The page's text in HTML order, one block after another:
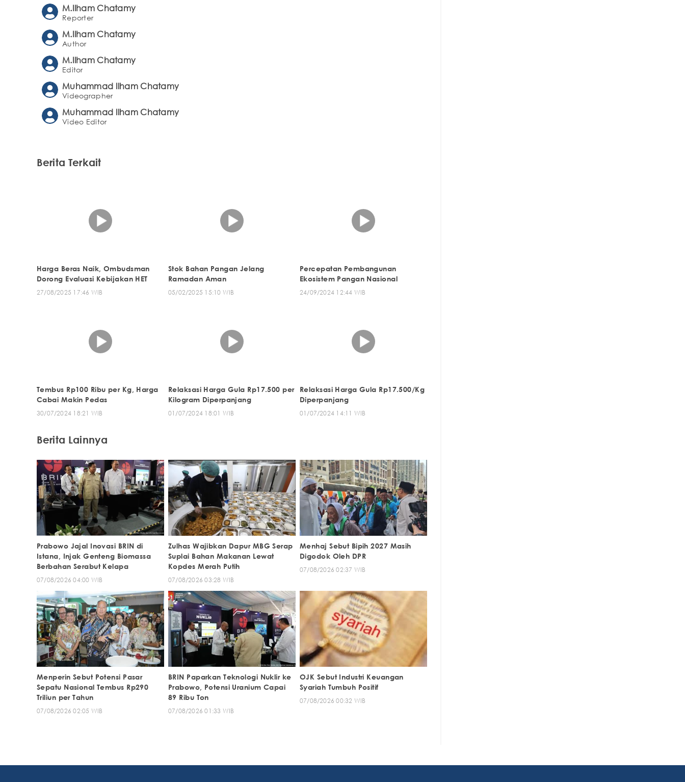
M.Ilham Chatamy
Reporter
M.Ilham Chatamy
Author
M.Ilham Chatamy
Editor
Muhammad Ilham Chatamy
Videographer
Muhammad Ilham Chatamy
Video Editor
Berita Terkait
Harga Beras Naik, Ombudsman
Dorong Evaluasi Kebijakan HET
27/08/2025 17:46 WIB
Stok Bahan Pangan Jelang
Ramadan Aman
05/02/2025 15:10 WIB
Percepatan Pembangunan
Ekosistem Pangan Nasional
24/09/2024 12:44 WIB
Tembus Rp100 Ribu per Kg, Harga
Cabai Makin Pedas
30/07/2024 18:21 WIB
Relaksasi Harga Gula Rp17.500 per
Kilogram Diperpanjang
01/07/2024 18:01 WIB
Relaksasi Harga Gula Rp17.500/Kg
Diperpanjang
01/07/2024 14:11 WIB
Berita Lainnya
Prabowo Jajal Inovasi BRIN di
Istana, Injak Genteng Biomassa
Berbahan Serabut Kelapa
07/08/2026 04:00 WIB
Zulhas Wajibkan Dapur MBG Serap
Suplai Bahan Makanan Lewat
Kopdes Merah Putih
07/08/2026 03:28 WIB
Menhaj Sebut Bipih 2027 Masih
Digodok Oleh DPR
07/08/2026 02:37 WIB
Menperin Sebut Potensi Pasar
Sepatu Nasional Tembus Rp290
Triliun per Tahun
07/08/2026 02:05 WIB
BRIN Paparkan Teknologi Nuklir ke
Prabowo, Potensi Uranium Capai
89 Ribu Ton
07/08/2026 01:33 WIB
OJK Sebut Industri Keuangan
Syariah Tumbuh Positif
07/08/2026 00:32 WIB